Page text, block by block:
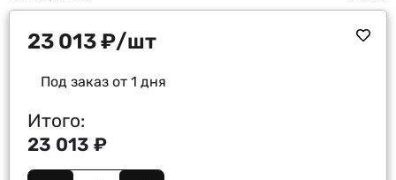
23 013₽/шт
Под заказ от 1 дня
Итого:
23 013 ₽